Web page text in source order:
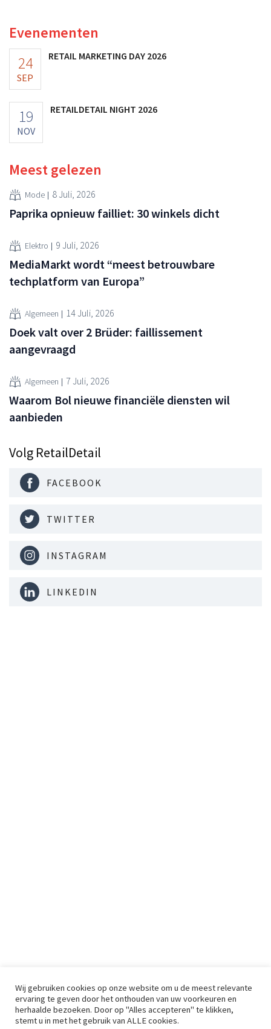
Evenementen
24
SEP
RETAIL MARKETING DAY 2026
19
NOV
RETAILDETAIL NIGHT 2026
Meest gelezen
Mode 8 Juli, 2026
Paprika opnieuw failliet: 30 winkels dicht
Elektro 9 Juli, 2026
MediaMarkt wordt “meest betrouwbare
techplatform van Europa”
Algemeen 14 Juli, 2026
Doek valt over 2 Brüder: faillissement
aangevraagd
Algemeen 7 Juli, 2026
Waarom Bol nieuwe financiële diensten wil
aanbieden
Volg RetailDetail
FACEBOOK
TWITTER
INSTAGRAM
LINKEDIN
Wij gebruiken cookies op onze website om u de meest relevante
ervaring te geven door het onthouden van uw voorkeuren en
herhaalde bezoeken. Door op "Alles accepteren" te klikken,
stemt u in met het gebruik van ALLE cookies.